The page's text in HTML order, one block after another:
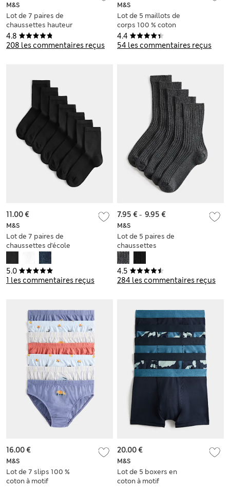
4.8
208 les commentaires reçus
M&S
Lot de 7 paires de
chaussettes hauteur
cheville, idéales
pour l’école
4.4
54 les commentaires reçus
M&S
Lot de 5 maillots de
corps 100 % coton
(du 2 au 14 ans)
5.0
1 les commentaires reçus
M&S
Lot de 7 paires de
chaussettes d’école
(du 23 au 28)
11.00 €
4.5
284 les commentaires reçus
M&S
Lot de 5 paires de
chaussettes
côtelées, idéales
pour l’école
7.95 €- 9.95 €
M&S
Lot de 7 slips 100 %
coton à motif
16.00 €
M&S
Lot de 5 boxers en
coton à motif
20.00 €